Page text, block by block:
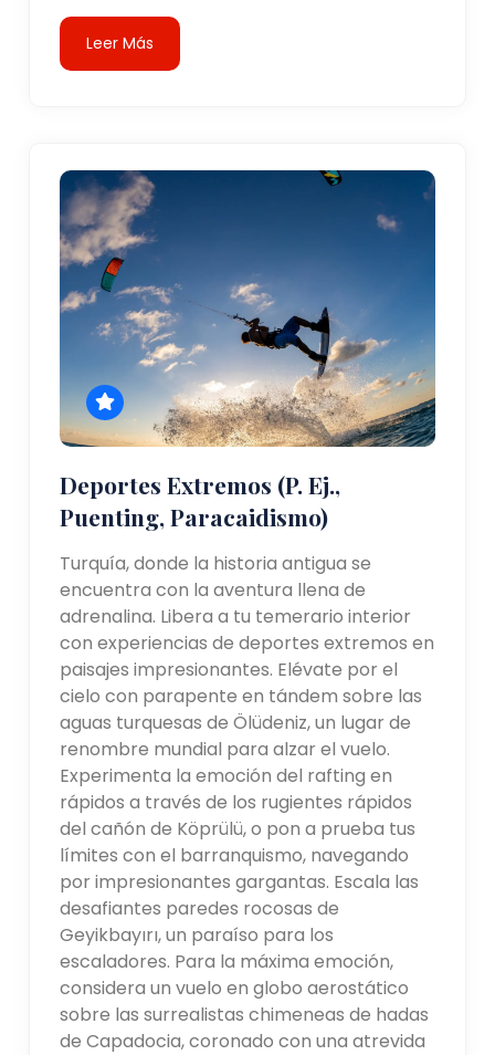
Leer Más
Deportes Extremos (p. Ej.,
Puenting, Paracaidismo)
Turquía, donde la historia antigua se
encuentra con la aventura llena de
adrenalina. Libera a tu temerario interior
con experiencias de deportes extremos en
paisajes impresionantes. Elévate por el
cielo con parapente en tándem sobre las
aguas turquesas de Ölüdeniz, un lugar de
renombre mundial para alzar el vuelo.
Experimenta la emoción del rafting en
rápidos a través de los rugientes rápidos
del cañón de Köprülü, o pon a prueba tus
límites con el barranquismo, navegando
por impresionantes gargantas. Escala las
desafiantes paredes rocosas de
Geyikbayırı, un paraíso para los
escaladores. Para la máxima emoción,
considera un vuelo en globo aerostático
sobre las surrealistas chimeneas de hadas
de Capadocia, coronado con una atrevida